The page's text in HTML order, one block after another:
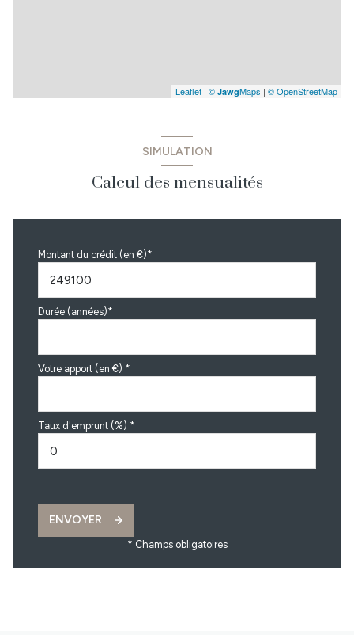
Leaflet | © JawgMaps | © OpenStreetMap
SIMULATION
Calcul des mensualités
Montant du crédit (en €)*
Durée (années)*
Votre apport (en €) *
Taux d'emprunt (%) *
ENVOYER
* Champs obligatoires